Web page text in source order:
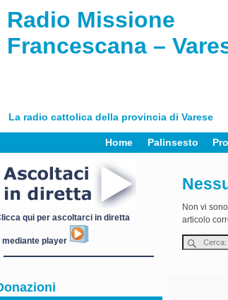
Radio Missione
Francescana –
La radio cattolica della provincia di Varese
Home Palinsesto
Non vi
articolo
qui per ascoltarci in diretta
mediante player